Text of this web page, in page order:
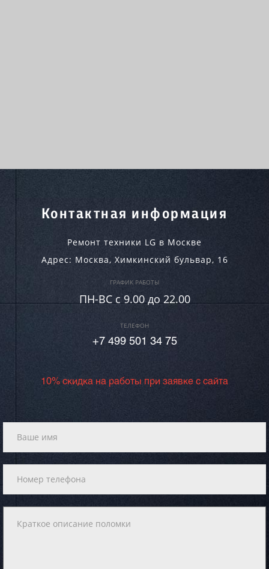
Контактная информация
Ремонт техники LG в Москве
Адрес: Москва, Химкинский бульвар, 16
ГРАФИК РАБОТЫ
ПН-ВC c 9.00 до 22.00
ТЕЛЕФОН
+7 499 501 34 75
10% скидка на работы при заявке с сайта